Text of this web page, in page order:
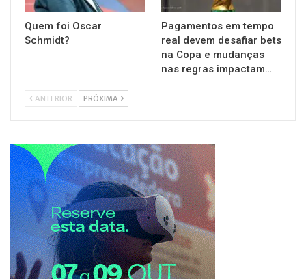
Quem foi Oscar
Schmidt?
Pagamentos em tempo
real devem desafiar bets
na Copa e mudanças
nas regras impactam…
ANTERIOR PRÓXIMA